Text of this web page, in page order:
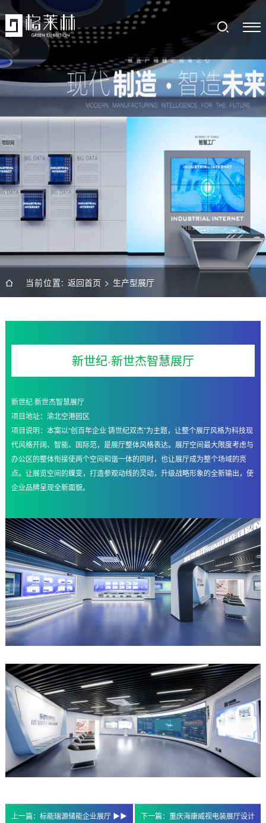
当前位置: 返回首页 > 生产型展厅
新世纪·新世杰智慧展厅
新世纪·新世杰智慧展厅
项目地址：渝北空港园区
项目说明：本案以“创百年企业 铸世纪双杰”为主题，让整个展厅风格为科技现
代风格开阔、智能、国际范，是展厅整体风格表达。展厅空间最大限度考虑与
办公区的整体衔接使两个空间和谐一体的同时，也让展厅成为整个场域的亮
点。让展览空间的蝶变，打造参观动线的灵动，升级战略形象的全新输出，使
企业品牌呈现全新面貌。
上一篇：标能瑞源储能企业展厅 ▶▶ 下一篇：重庆海康威视电装展厅设计